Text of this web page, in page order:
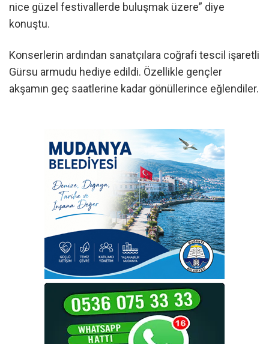
nice güzel festivallerde buluşmak üzere” diye
konuştu.
Konserlerin ardından sanatçılara coğrafi tescil işaretli
Gürsu armudu hediye edildi. Özellikle gençler
akşamın geç saatlerine kadar gönüllerince eğlendiler.